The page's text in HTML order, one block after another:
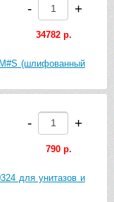
(шлифованный
- +
34782 р.
для унитазов и
- +
790 р.